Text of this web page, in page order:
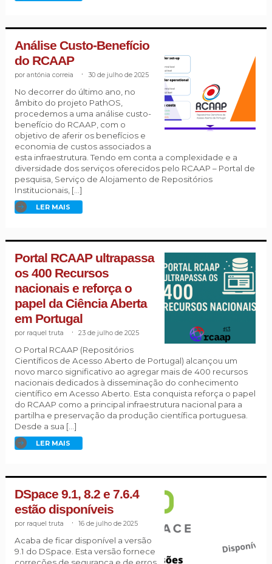
Análise Custo-Benefício
do RCAAP
antónia correia 30 de julho de 2025
No decorrer do último ano, no
âmbito do projeto PathOS,
procedemos a uma análise custo-
benefício do RCAAP, com o
objetivo de aferir os benefícios e
economia de custos associados a
esta infraestrutura. Tendo em conta a complexidade e a
diversidade dos serviços oferecidos pelo RCAAP – Portal de
pesquisa, Serviço de Alojamento de Repositórios
Institucionais, […]
LER MAIS
Portal RCAAP ultrapassa
os 400 Recursos
nacionais e reforça o
papel da Ciência Aberta
em Portugal
raquel truta 23 de julho de 2025
O Portal RCAAP (Repositórios
Científicos de Acesso Aberto de Portugal) alcançou um
novo marco significativo ao agregar mais de 400 recursos
nacionais dedicados à disseminação do conhecimento
científico em Acesso Aberto. Esta conquista reforça o papel
do RCAAP como a principal infraestrutura nacional para a
partilha e preservação da produção científica portuguesa.
Desde a sua […]
LER MAIS
DSpace 9.1, 8.2 e 7.6.4
estão disponíveis
raquel truta 16 de julho de 2025
Acaba de ficar disponível a versão
9.1 do DSpace. Esta versão fornece